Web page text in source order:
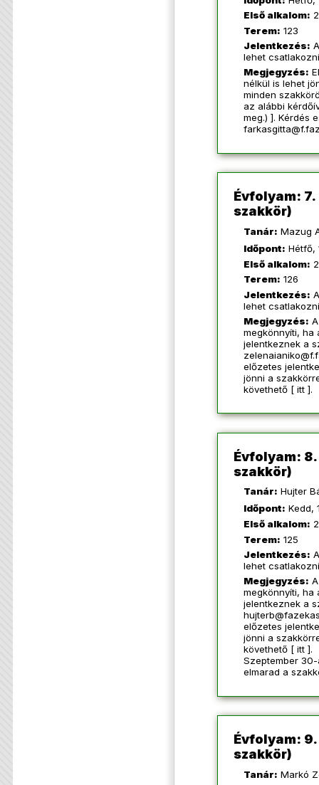
Első alkalom:
Terem: 123
Jelentkezés:
lehet
Megjegyzés:
nélkül is lehet
minden
az alábbi
meg.) ]. Kérdés
Évfolyam:
szakkör)
Tanár: Mazug
Időpont: Hétfő,
Első alkalom:
Terem: 126
Jelentkezés:
lehet
Megjegyzés:
megkönnyíti, ha
jelentkeznek a
előzetes
jönni a
követhető [ itt ].
Évfolyam:
szakkör)
Tanár: Hujter
Időpont: Kedd,
Első alkalom:
Terem: 125
Jelentkezés:
lehet
Megjegyzés:
megkönnyíti, ha
jelentkeznek a
előzetes
jönni a
követhető [ itt ].
Szeptember
elmarad a
Évfolyam:
szakkör)
Tanár: Markó